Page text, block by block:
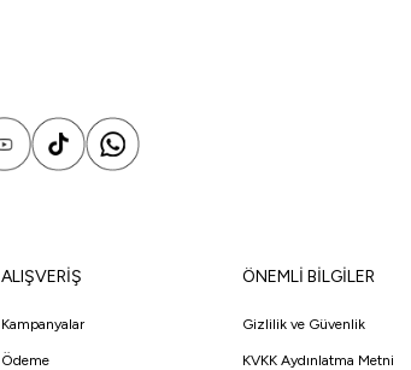
ALIŞVERİŞ
Kampanyalar
Ödeme
ÖNEMLİ BİLGİLER
Gizlilik ve Güvenlik
KVKK Aydınlatma Metni